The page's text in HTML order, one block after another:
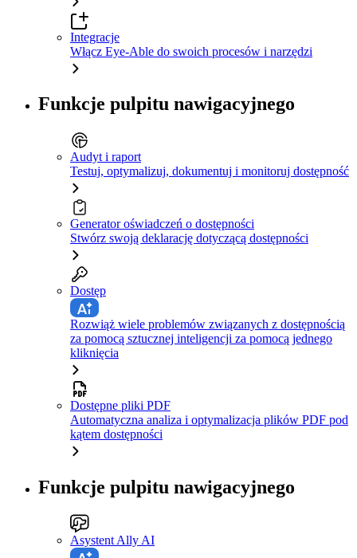
Integracje
Włącz Eye-Able do swoich procesów i narzędzi
Funkcje pulpitu nawigacyjnego
Audyt i raport
Testuj, optymalizuj, dokumentuj i monitoruj dostępność
Generator oświadczeń o dostępności
Stwórz swoją deklarację dotyczącą dostępności
Dostęp
Rozwiąż wiele problemów związanych z dostępnością
za pomocą sztucznej inteligencji za pomocą jednego
kliknięcia
Dostępne pliki PDF
Automatyczna analiza i optymalizacja plików PDF pod
kątem dostępności
Funkcje pulpitu nawigacyjnego
Asystent Ally AI